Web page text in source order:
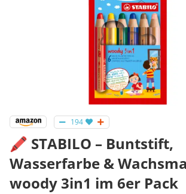
194
🖍️ STABILO – Buntstift,
Wasserfarbe &
woody 3in1 im 6er Pack